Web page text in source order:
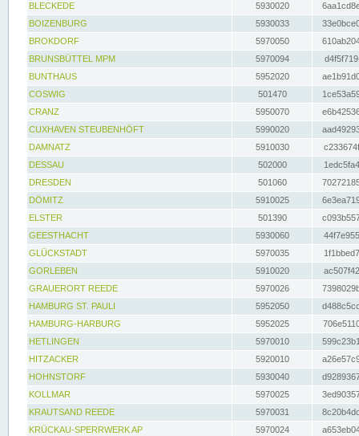
BLECKEDE
5930020
BOIZENBURG
5930033
BROKDORF
5970050
BRUNSBÜTTEL MPM
5970094
BUNTHAUS
5952020
COSWIG
501470
CRANZ
5950070
CUXHAVEN STEUBENHÖFT
5990020
DAMNATZ
5910030
DESSAU
502000
DRESDEN
501060
DÖMITZ
5910025
ELSTER
501390
GEESTHACHT
5930060
GLÜCKSTADT
5970035
GORLEBEN
5910020
GRAUERORT REEDE
5970026
HAMBURG ST. PAULI
5952050
HAMBURG-HARBURG
5952025
HETLINGEN
5970010
HITZACKER
5920010
HOHNSTORF
5930040
KOLLMAR
5970025
KRAUTSAND REEDE
5970031
KRÜCKAU-SPERRWERK AP
5970024